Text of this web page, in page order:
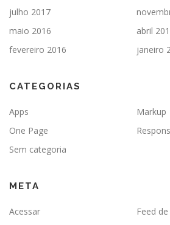
julho 2017
maio 2016
abril
fevereiro 2016
janeiro
CATEGORIAS
Apps
Markup
One Page
Sem categoria
META
Acessar
Feed